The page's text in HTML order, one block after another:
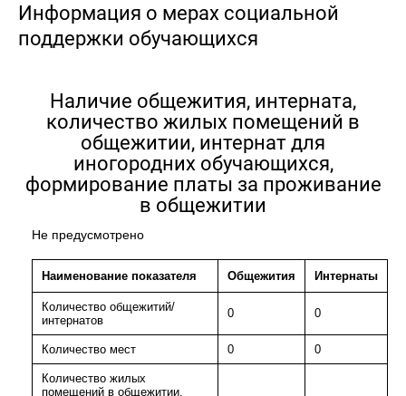
Информация о мерах социальной
поддержки обучающихся
Наличие общежития, интерната,
количество жилых помещений в
общежитии, интернат для
иногородних обучающихся,
формирование платы за проживание
в общежитии
Не предусмотрено
Наименование показателя Общежития Интернаты
Количество общежитий/
интернатов
0 0
Количество мест 0 0
Количество жилых
помещений в общежитии,